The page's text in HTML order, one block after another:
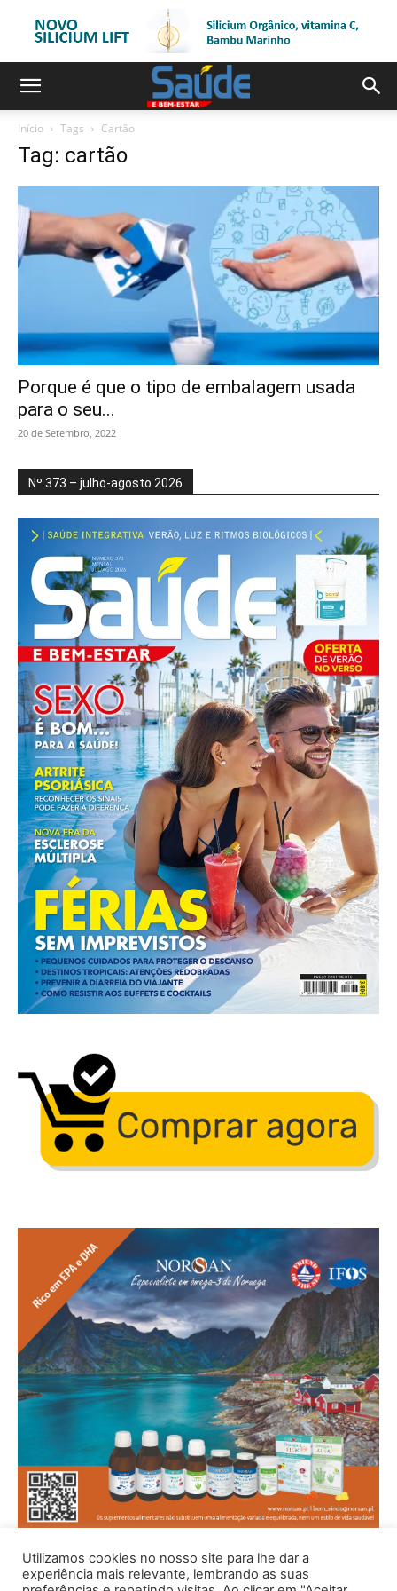
Início Tags Cartão
Tag: cartão
Porque é que o tipo de embalagem usada
para o seu...
20 de Setembro, 2022
Nº 373 – julho-agosto 2026
Utilizamos cookies no nosso site para lhe dar a
experiência mais relevante, lembrando as suas